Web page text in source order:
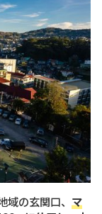
域の玄関口、マ